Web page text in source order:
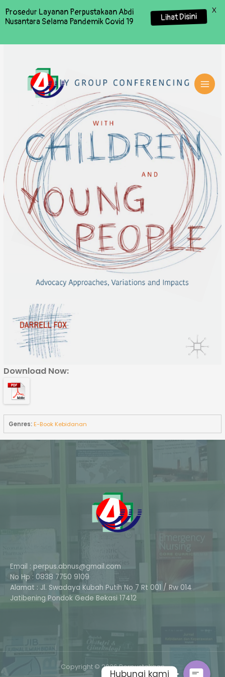
Download Now:
Genres:E-Book Kebidanan
Email : perpus.abnus@gmail.com
No Hp : 0838 7750 9109
Alamat : Jl. Swadaya Kubah Putih No 7 Rt 001 / Rw 014
Jatibening Pondok Gede Bekasi 17412
Copyright © 2026 Perpustakaan
Prosedur Layanan Perpustakaan Abdi
Nusantara Selama Pandemik Covid 19
Lihat Disini
X
Hubungi kami